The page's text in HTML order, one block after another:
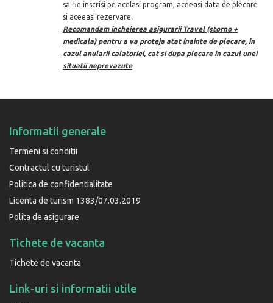
sa fie inscrisi pe acelasi program, aceeasi data de plecare
si aceeasi rezervare.
Recomandam incheierea asigurarii Travel (storno +
medicala) pentru a va proteja atat inainte de plecare, in
cazul anularii calatoriei, cat si dupa plecare in cazul unei
situatii neprevazute
Informatii generale
Termeni si conditii
Contractul cu turistul
Politica de confidentialitate
Licenta de turism 1383/07.03.2019
Polita de asigurare
Tichete de vacanta
Tichete de vacanta
Link-uri si informatii utile